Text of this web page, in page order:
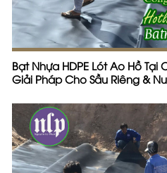
Bạt Nhựa HDPE Lót Ao Hồ Tại
Giải Pháp Cho Sầu Riêng &